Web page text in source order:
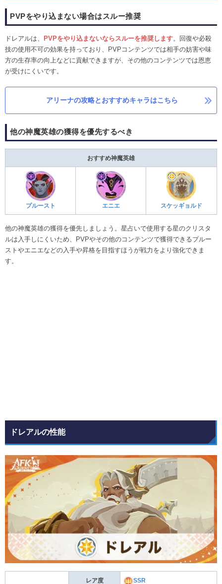
PVPをやり込まない場合はスルー推奨
ドレアルは、 PVPをやり込まないならスルーを推奨します。回復や必殺
技の使用不可の効果を持っており、PVPコンテンツでは相手の妨害や味
方の生存率の向上などに貢献できますが、その他のコンテンツでは恩恵
が受けにくいです。
アリーナの攻略とおすすめキャラはこちら
他の神魔英雄の獲得を優先するべき
おすすめ神魔英雄
プルースト エニエ スケッギョルド
他の神魔英雄の獲得を優先しましょう。星占いで使用する星のクリスタ
ルは入手しにくいため、PVPやその他のコンテンツで獲得できるプルー
ストやエニエなどの入手や昇格を目指すほうが戦力をより強化できま
す。
ドレアルの性能
レア度 SSR